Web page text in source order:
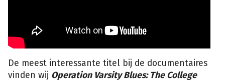
De meest interessante titel bij de documentaires
vinden wij Operation Varsity Blues: The College